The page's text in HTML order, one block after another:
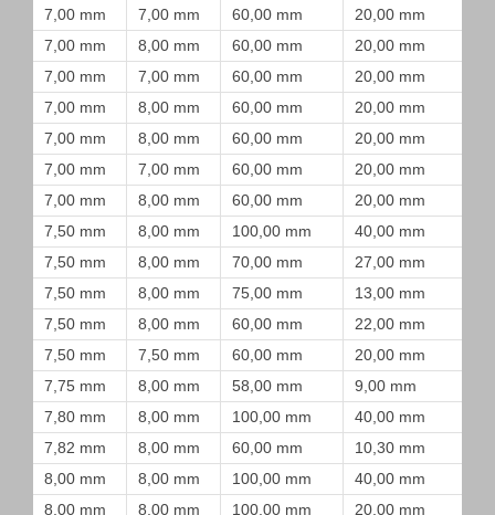
7,00 mm 7,00 mm 60,00 mm
20,00 mm
7,00 mm
8,00 mm 60,00 mm
20,00 mm
7,00 mm
7,00 mm 60,00 mm
20,00 mm
7,00 mm
8,00 mm 60,00 mm
20,00 mm
7,00 mm
8,00 mm 60,00 mm
20,00 mm
7,00 mm
7,00 mm 60,00 mm
20,00 mm
7,00 mm
8,00 mm 60,00 mm
20,00 mm
7,50 mm
8,00 mm 100,00 mm
40,00 mm
7,50 mm
8,00 mm 70,00 mm
27,00 mm
7,50 mm
8,00 mm 75,00 mm
13,00 mm
7,50 mm
8,00 mm 60,00 mm
22,00 mm
7,50 mm
7,50 mm 60,00 mm
20,00 mm
7,75 mm
8,00 mm 58,00 mm
9,00 mm
7,80 mm
8,00 mm 100,00 mm
40,00 mm
7,82 mm
8,00 mm 60,00 mm
10,30 mm
8,00 mm
8,00 mm 100,00 mm
40,00 mm
8,00 mm
8,00 mm 100,00 mm
20,00 mm